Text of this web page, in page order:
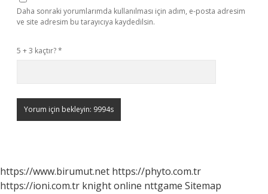
Daha sonraki yorumlarımda kullanılması için adım, e-posta adresim
ve site adresim bu tarayıcıya kaydedilsin.
5 + 3 kaçtır?*
https://www.birumut.net https://phyto.com.tr
https://ioni.com.tr knight online nttgame Sitemap